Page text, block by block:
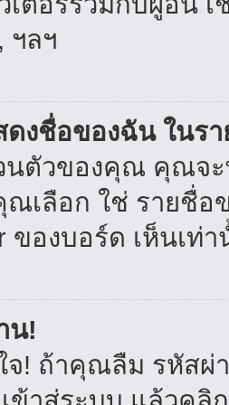
ฯลฯ
ดงชื่อของฉัน ในร
ตัวของคุณ คุณจะ
เลือก ใช่ รายชื่
ของบอร์ด เห็นเ
น!
จ! ถ้าคุณลืม รหัสผ่